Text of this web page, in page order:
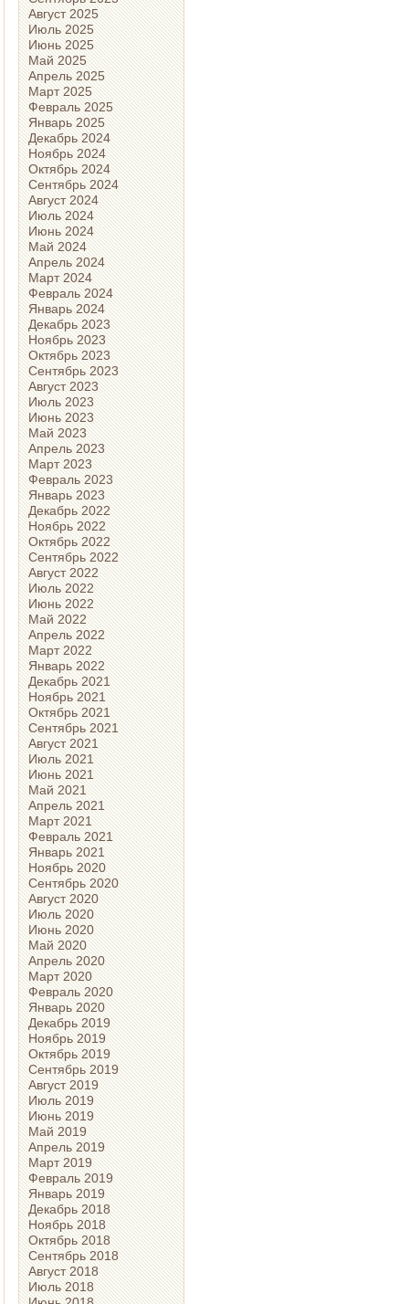
Август 2025
Июль 2025
Июнь 2025
Май 2025
Апрель 2025
Март 2025
Февраль 2025
Январь 2025
Декабрь 2024
Ноябрь 2024
Октябрь 2024
Сентябрь 2024
Август 2024
Июль 2024
Июнь 2024
Май 2024
Апрель 2024
Март 2024
Февраль 2024
Январь 2024
Декабрь 2023
Ноябрь 2023
Октябрь 2023
Сентябрь 2023
Август 2023
Июль 2023
Июнь 2023
Май 2023
Апрель 2023
Март 2023
Февраль 2023
Январь 2023
Декабрь 2022
Ноябрь 2022
Октябрь 2022
Сентябрь 2022
Август 2022
Июль 2022
Июнь 2022
Май 2022
Апрель 2022
Март 2022
Январь 2022
Декабрь 2021
Ноябрь 2021
Октябрь 2021
Сентябрь 2021
Август 2021
Июль 2021
Июнь 2021
Май 2021
Апрель 2021
Март 2021
Февраль 2021
Январь 2021
Ноябрь 2020
Сентябрь 2020
Август 2020
Июль 2020
Июнь 2020
Май 2020
Апрель 2020
Март 2020
Февраль 2020
Январь 2020
Декабрь 2019
Ноябрь 2019
Октябрь 2019
Сентябрь 2019
Август 2019
Июль 2019
Июнь 2019
Май 2019
Апрель 2019
Март 2019
Февраль 2019
Январь 2019
Декабрь 2018
Ноябрь 2018
Октябрь 2018
Сентябрь 2018
Август 2018
Июль 2018